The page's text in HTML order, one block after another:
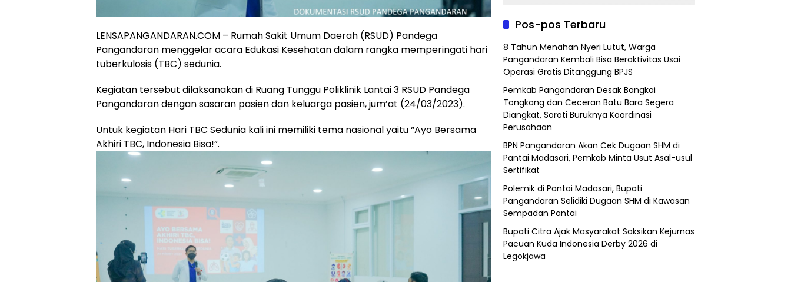
LENSAPANGANDARAN.COM – Rumah Sakit Umum Daerah (RSUD) Pandega
Pangandaran menggelar acara Edukasi Kesehatan dalam rangka memperingati hari
tuberkulosis (TBC) sedunia.
Kegiatan tersebut dilaksanakan di Ruang Tunggu Poliklinik Lantai 3 RSUD Pandega
Pangandaran dengan sasaran pasien dan keluarga pasien, jum’at (24/03/2023).
Untuk kegiatan Hari TBC Sedunia kali ini memiliki tema nasional yaitu “Ayo Bersama
Akhiri TBC, Indonesia Bisa!”.
Pos-pos Terbaru
8 Tahun Menahan Nyeri Lutut, Warga
Pangandaran Kembali Bisa Beraktivitas Usai
Operasi Gratis Ditanggung BPJS
Pemkab Pangandaran Desak Bangkai
Tongkang dan Ceceran Batu Bara Segera
Diangkat, Soroti Buruknya Koordinasi
Perusahaan
BPN Pangandaran Akan Cek Dugaan SHM di
Pantai Madasari, Pemkab Minta Usut Asal-usul
Sertifikat
Polemik di Pantai Madasari, Bupati
Pangandaran Selidiki Dugaan SHM di Kawasan
Sempadan Pantai
Bupati Citra Ajak Masyarakat Saksikan Kejurnas
Pacuan Kuda Indonesia Derby 2026 di
Legokjawa